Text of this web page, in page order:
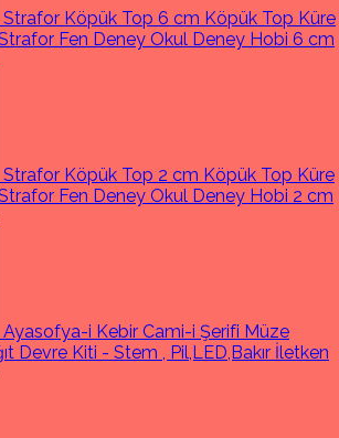
Strafor Köpük Top 6 cm Köpük Top Küre
Fen Deney Okul Deney Hobi 6 cm
Strafor Köpük Top 2 cm Köpük Top Küre
Fen Deney Okul Deney Hobi 2 cm
Ayasofya-i Kebir Cami-i Şerifi Müze
Devre Kiti - Stem , Pil,LED,Bakır İletken